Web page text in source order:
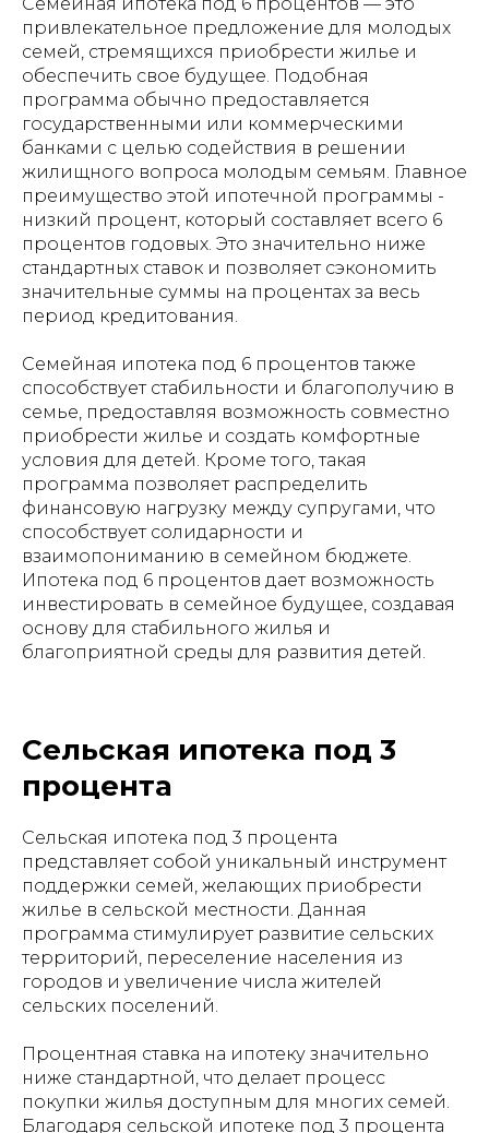
привлекательное предложение для молодых
семей, стремящихся приобрести жилье и
обеспечить свое будущее. Подобная
программа обычно предоставляется
государственными или коммерческими
банками с целью содействия в решении
жилищного вопроса молодым семьям. Главное
преимущество этой ипотечной программы -
низкий процент, который составляет всего 6
процентов годовых. Это значительно ниже
стандартных ставок и позволяет сэкономить
значительные суммы на процентах за весь
период кредитования.
Семейная ипотека под 6 процентов также
способствует стабильности и благополучию в
семье, предоставляя возможность совместно
приобрести жилье и создать комфортные
условия для детей. Кроме того, такая
программа позволяет распределить
финансовую нагрузку между супругами, что
способствует солидарности и
взаимопониманию в семейном бюджете.
Ипотека под 6 процентов дает возможность
инвестировать в семейное будущее, создавая
основу для стабильного жилья и
благоприятной среды для развития детей.
Сельская ипотека под 3
процента
Сельская ипотека под 3 процента
представляет собой уникальный инструмент
поддержки семей, желающих приобрести
жилье в сельской местности. Данная
программа стимулирует развитие сельских
территорий, переселение населения из
городов и увеличение числа жителей
сельских поселений.
Процентная ставка на ипотеку значительно
ниже стандартной, что делает процесс
покупки жилья доступным для многих семей.
Благодаря сельской ипотеке под 3 процента